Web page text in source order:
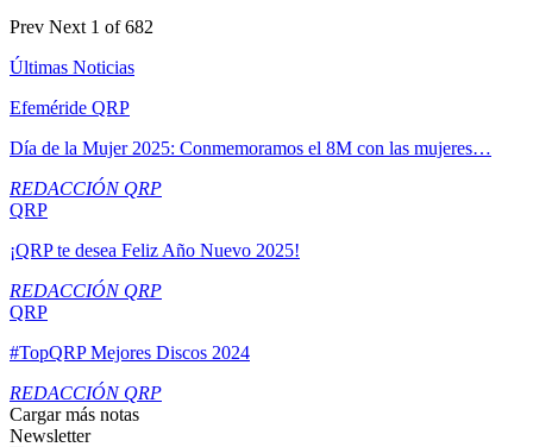
Prev Next 1 of 682
Últimas Noticias
Efeméride QRP
Día de la Mujer 2025: Conmemoramos el 8M con las mujeres…
REDACCIÓN QRP
QRP
¡QRP te desea Feliz Año Nuevo 2025!
REDACCIÓN QRP
QRP
#TopQRP Mejores Discos 2024
REDACCIÓN QRP
Cargar más notas
Newsletter